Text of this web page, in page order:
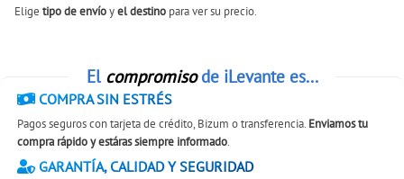
Elige tipo de envíoyel destino para ver su precio.
El compromisode iLevante es...
COMPRA SIN ESTRÉS
Pagos seguros con tarjeta de crédito, Bizum o transferencia. Enviamos tu
compra rápido y estáras siempre informado.
GARANTÍA, CALIDAD Y SEGURIDAD